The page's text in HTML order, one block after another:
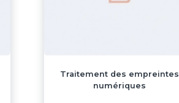
Traitement des empreintes
numériques